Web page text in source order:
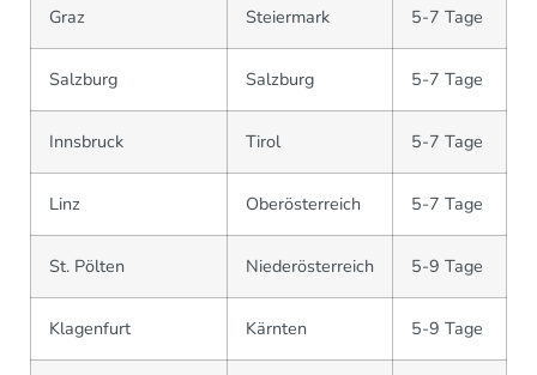
Graz Steiermark 5-7 Tage
Salzburg Salzburg 5-7 Tage
Innsbruck Tirol 5-7 Tage
Linz Oberösterreich 5-7 Tage
St. Pölten Niederösterreich 5-9 Tage
Klagenfurt Kärnten 5-9 Tage